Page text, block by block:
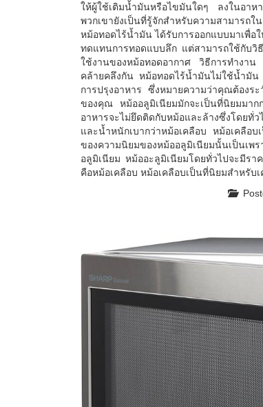
ให้ผู้ใช้เติมน้ำมันหรือไขมันใดๆ ลงในอาห
พวกเขายังเป็นที่รู้จักสำหรับความสามารถ
หม้อทอดไร้น้ำมัน ได้รับการออกแบบมาเพื่
ทดแทนการทอดแบบลึก แต่สามารถใช้กับวิ
ใช้งานของหม้อทอดอากาศ วิธีการทำง
คล้ายคลึงกัน หม้อทอดไร้น้ำมันไม่ใช้น้ำมั
การปรุงอาหาร ซึ่งหมายความว่าคุณต้องร
ของคุณ หม้ออลูมิเนียมมักจะเป็นที่นิยมมากก
อาหารจะไม่ยึดติดกับหม้อและล้างซึ่งโดย
และน้ำหนักเบากว่าหม้อเคลือบ หม้อเคลือ
ของความนิยมของหม้ออลูมิเนียมนั้นเป็นเพ
อลูมิเนียม หม้ออะลูมิเนียมโดยทั่วไปจะมีรา
คือหม้อเคลือบ หม้อเคลือบเป็นที่นิยมสำหรับ